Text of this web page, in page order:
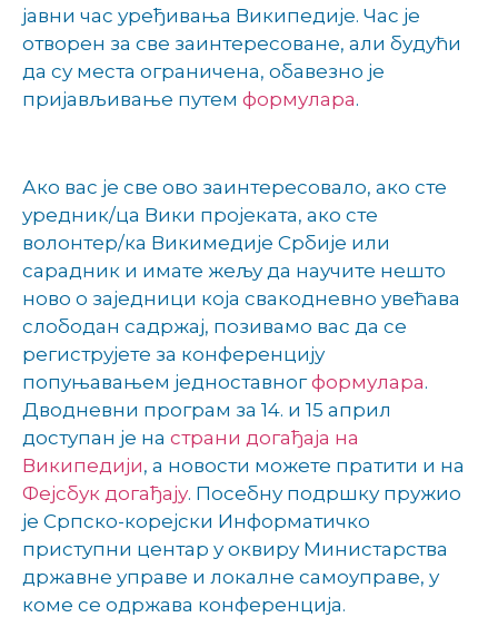
јавни час уређивања Википедије. Час је
отворен за све заинтересоване, али будући
да су места ограничена, обавезно је
пријављивање путем формулара.
Ако вас је све ово заинтересовало, ако сте
уредник/ца Вики пројеката, ако сте
волонтер/ка Викимедије Србије или
сарадник и имате жељу да научите нешто
ново о заједници која свакодневно увећава
слободан садржај, позивамо вас да се
региструјете за конференцију
попуњавањем једноставногформулара.
Дводневни програм за 14. и 15 април
доступан је на страни догађаја на
Википедији, а новости можете пратити и на
Фејсбук догађају. Посебну подршку пружио
је Српско-корејски Информатичко
приступни центар у оквиру Министарства
државне управе и локалне самоуправе, у
коме се одржава конференција.